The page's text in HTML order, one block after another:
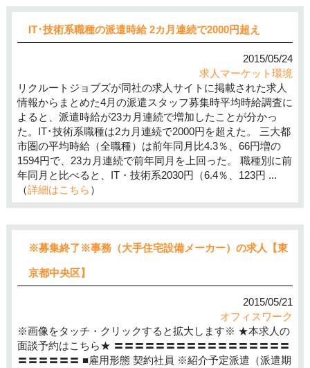
IT･技術系職種の派遣時給 2カ月連続で2000円超え
2015/05/24
求人マーケット環境
リクルートジョブズが同社の求人サイトに掲載された求人
情報からまとめた4月の派遣スタッフ募集時平均時給調査に
よると、派遣時給が23カ月連続で増加したことが分かっ
た。IT･技術系職種は2カ月連続で2000円を超えた。 三大都
市圏の平均時給（全職種）は前年同月比4.3％、66円増の
1594円で、23カ月連続で前年同月を上回った。 職種別に前
年同月と比べると、IT・技術系2030円（6.4％、123円 ...
（詳細はこちら ）
※募集終了※事務（大手住宅設備メーカー）の求人【東
京都中央区】
2015/05/21
オフィスワーク
※画像をタッチ・クリックすると拡大します※ ★本求人の
面談予約はこちら★ 〓〓〓〓〓〓〓〓〓〓〓〓〓〓〓〓〓
〓〓〓〓〓〓 ■雇用形態 契約社員 ※紹介予定派遣（派遣期